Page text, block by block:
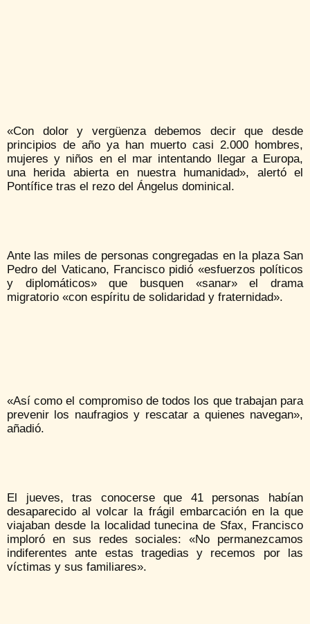
«Con dolor y vergüenza debemos decir que desde
principios de año ya han muerto casi 2.000 hombres,
mujeres y niños en el mar intentando llegar a Europa,
una herida abierta en nuestra humanidad», alertó el
Pontífice tras el rezo del Ángelus dominical.
Ante las miles de personas congregadas en la plaza San
Pedro del Vaticano, Francisco pidió «esfuerzos políticos
y diplomáticos» que busquen «sanar» el drama
migratorio «con espíritu de solidaridad y fraternidad».
«Así como el compromiso de todos los que trabajan para
prevenir los naufragios y rescatar a quienes navegan»,
añadió.
El jueves, tras conocerse que 41 personas habían
desaparecido al volcar la frágil embarcación en la que
viajaban desde la localidad tunecina de Sfax, Francisco
imploró en sus redes sociales: «No permanezcamos
indiferentes ante estas tragedias y recemos por las
víctimas y sus familiares».